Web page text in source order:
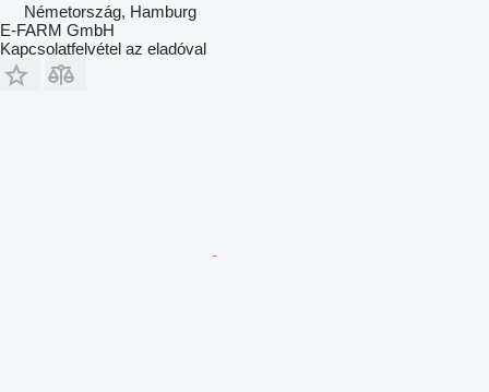
Németország, Hamburg
E-FARM GmbH
Kapcsolatfelvétel az eladóval